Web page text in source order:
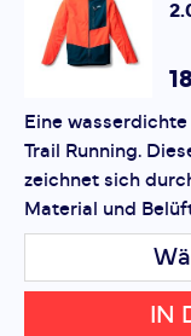
Eine
Trail Running.
zeichnet sich
Material und
IN